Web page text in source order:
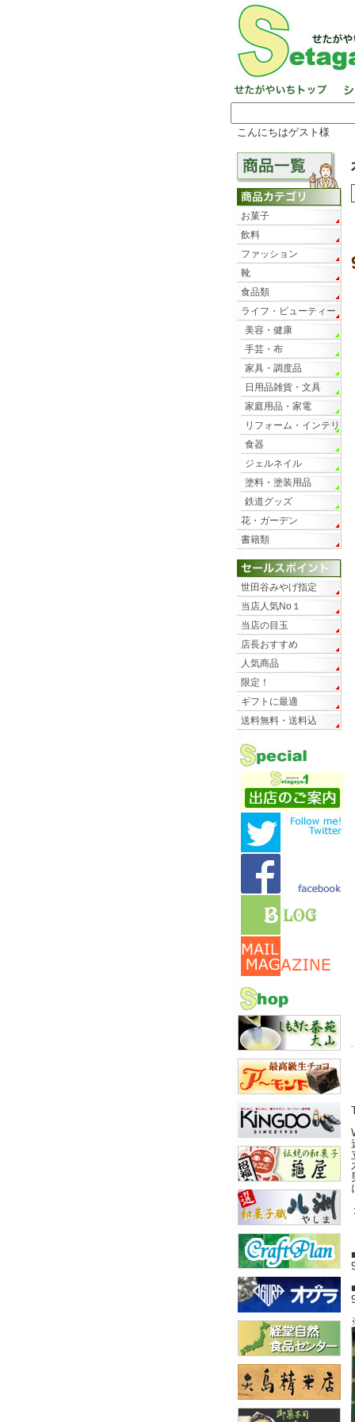
こんにちはゲスト様
お菓子
飲料
ファッション
靴
食品類
ライフ・ビューティー
美容・健康
手芸・布
家具・調度品
日用品雑貨・文具
家庭用品・家電
リフォーム・インテリ
ア
食器
ジェルネイル
塗料・塗装用品
鉄道グッズ
花・ガーデン
書籍類
世田谷みやげ指定
当店人気No１
当店の目玉
店長おすすめ
人気商品
限定！
ギフトに最適
送料無料・送料込